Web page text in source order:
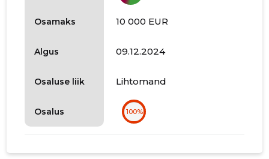
Osamaks
Algus
Osaluse liik
Osalus
10 000 EUR
09.12.2024
Lihtomand
100%